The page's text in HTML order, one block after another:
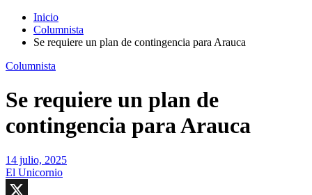
Inicio
Columnista
Se requiere un plan de contingencia para Arauca
Columnista
Se requiere un plan de
contingencia para Arauca
14 julio, 2025
El Unicornio